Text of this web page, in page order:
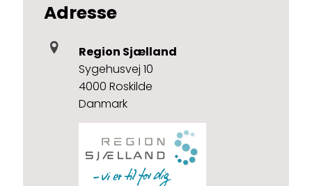
Adresse
Region Sjælland
Sygehusvej 10
4000 Roskilde
Danmark